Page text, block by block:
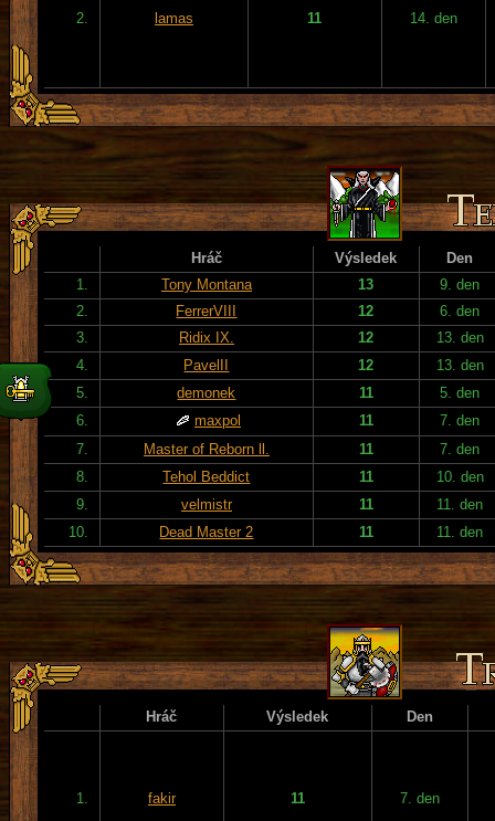
2. lamas 11 14. den
Hráč Výsledek
Den
1.
Tony Montana 13
9. den
2.
FerrerVIII 12
6. den
3.
Ridix IX. 12
13. den
4.
PavelII 12
13. den
5.
demonek 11
5. den
6.
maxpol 11
7. den
7.
Master of Reborn ll. 11
7. den
8.
Tehol Beddict 11
10. den
9.
velmistr 11
11. den
10.
Dead Master 2 11 11. den
Hráč Výsledek Den
1. fakir 11 7. den